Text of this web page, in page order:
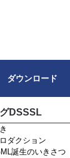
ダウンロード
DSSSL
ダクション
誕生のいきさつ